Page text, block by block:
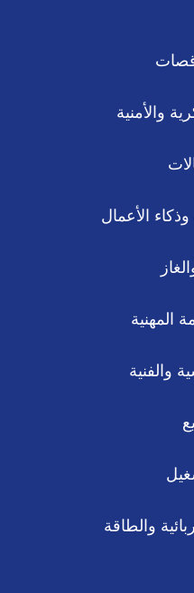
والأمنية
الأعمال
المهنية
والفنية
والطاقة